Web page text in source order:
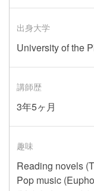
出身大学
University of the
講師歴
3年5ヶ月
趣味
Reading novels
Pop music